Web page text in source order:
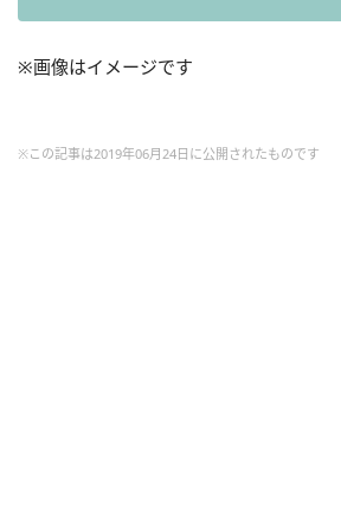
※画像はイメージです
※この記事は2019年06月24日に公開されたものです